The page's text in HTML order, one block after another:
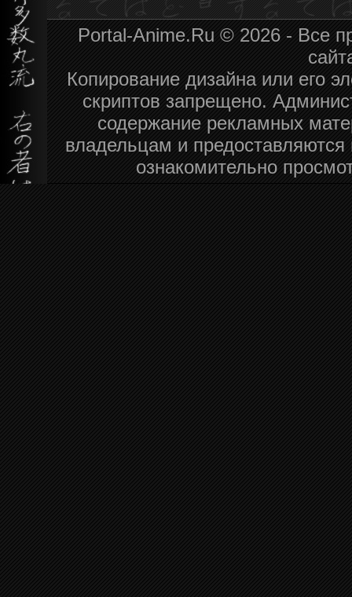
Portal-Anime.Ru © 2026 - Все
Копирование дизайна или его
скриптов запрещено.
содержание рекламных
владельцам и
ознакомительно